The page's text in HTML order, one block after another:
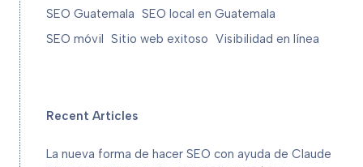
SEO Guatemala SEO local en Guatemala
SEO móvil Sitio web exitoso Visibilidad en línea
Recent Articles
La nueva forma de hacer SEO con ayuda de Claude